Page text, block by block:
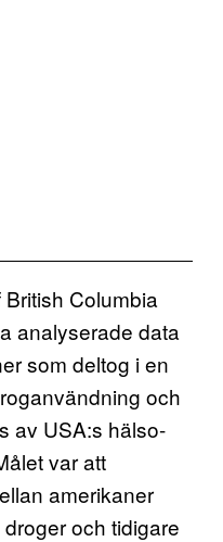
Columbia
analyserade data
som deltog i en
och
av USA:s hälso-
var att
amerikaner
och tidigare